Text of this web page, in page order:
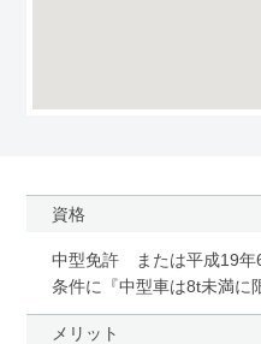
資格
中型免許 または平成19年
条件に『中型車は8t未満に
メリット